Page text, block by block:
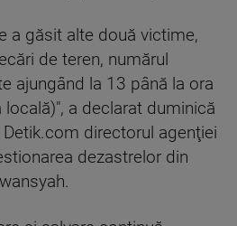
a găsit alte două victime,
de teren, numărul
ajungând la 13 până la ora
a declarat duminică
directorul agenţiei
dezastrelor din